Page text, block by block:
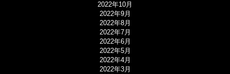
2022年10月
2022年9月
2022年8月
2022年7月
2022年6月
2022年5月
2022年4月
2022年3月